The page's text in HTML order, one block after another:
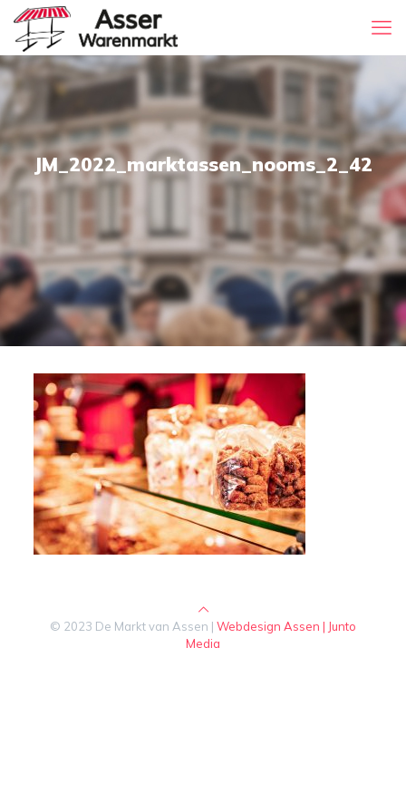
JM_2022_marktassen_nooms_2_42
© 2023 De Markt van Assen | Webdesign Assen | Junto
Media